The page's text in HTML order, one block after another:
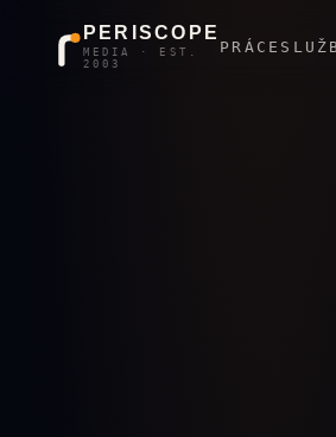
PERISCOPE
MEDIA · EST.
2003
PRÁCE